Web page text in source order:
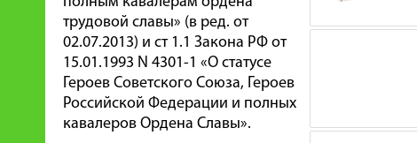
трудовой славы» (в ред. от
02.07.2013) и ст 1.1 Закона РФ от
15.01.1993 N 4301-1 «О статусе
Героев Советского Союза, Героев
Российской Федерации и полных
кавалеров Ордена Славы».